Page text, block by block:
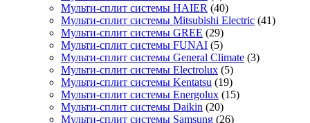
Мульти-сплит системы HAIER (40)
Мульти-сплит системы Mitsubishi Electric (41)
Мульти-сплит системы GREE (29)
Мульти-сплит системы FUNAI (5)
Мульти-сплит системы General Climate (3)
Мульти-сплит системы Electrolux (5)
Мульти-сплит системы Kentatsu (19)
Мульти-сплит системы Energolux (15)
Мульти-сплит системы Daikin (20)
Мульти-сплит системы Samsung (26)